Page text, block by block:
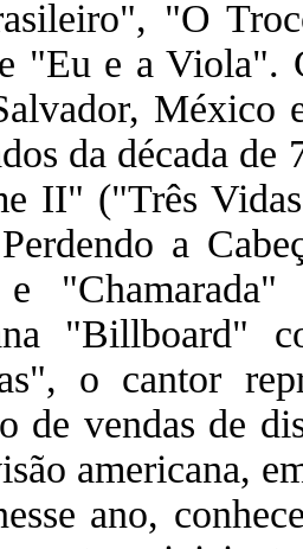
"O
"Eu e a Viola".
México
da década
II" ("Três
a
"Chamarada"
"Billboard"
o cantor
de vendas de
americana,
ano,